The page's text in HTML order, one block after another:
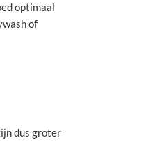
optimaal
of
dus groter